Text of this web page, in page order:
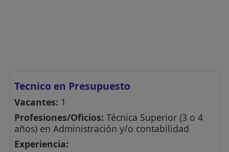
Tecnico en Presupuesto
Vacantes: 1
Profesiones/Oficios: Técnica Superior (3 o 4
años) en Administración y/o contabilidad
Experiencia: